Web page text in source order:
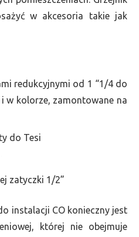
w akcesoria takie jak
redukcyjnymi od 1 “1/4 do
w kolorze, zamontowane na
do Tesi
zatyczki 1/2”
instalacji CO konieczny jest
której nie obejmuje